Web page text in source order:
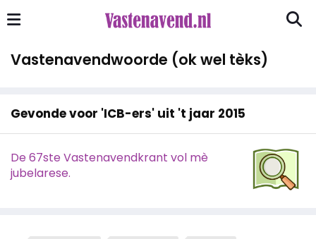
Vastenavendwoorde (ok wel tèks)
Gevonde voor 'ICB-ers' uit 't jaar 2015
De 67ste Vastenavendkrant vol mè
jubelarese.